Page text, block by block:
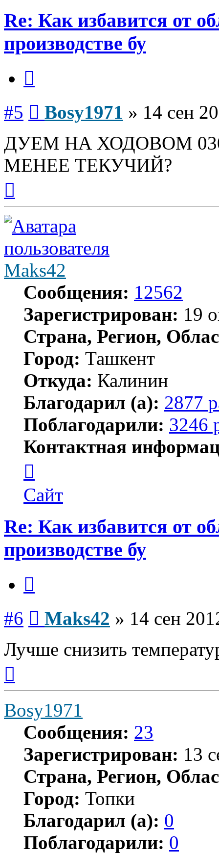
Re: Как избавится от
производстве бу
#5 Bosy1971 » 14 сен
ДУЕМ НА ХОДОВОМ
МЕНЕЕ ТЕКУЧИЙ?
началу
Maks42
Сообщения: 12562
Зарегистрирован: 19
Страна, Регион,
Город: Ташкент
Откуда: Калинин
Благодарил (а): 2877
Поблагодарили: 3246
Контактная
пользователя
Maks42
Сайт
Re: Как избавится от
производстве бу
#6 Maks42 » 14 сен
Лучше снизить
началу
Bosy1971
Сообщения: 23
Зарегистрирован: 13
Страна, Регион,
Город: Топки
Благодарил (а): 0
Поблагодарили: 0